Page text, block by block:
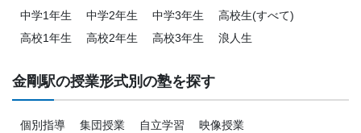
中学1年生
中学2年生 中学3年生
高校生(すべて)
高校1年生
高校2年生 高校3年生 浪人生
金剛駅の授業形式別の塾を探す
個別指導 集団授業 自立学習 映像授業